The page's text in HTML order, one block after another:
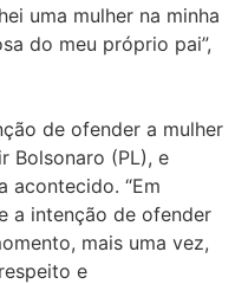
uma mulher na minha
do meu próprio pai”,
de ofender a mulher
Bolsonaro (PL), e
acontecido. “Em
a intenção de ofender
mais uma vez,
e